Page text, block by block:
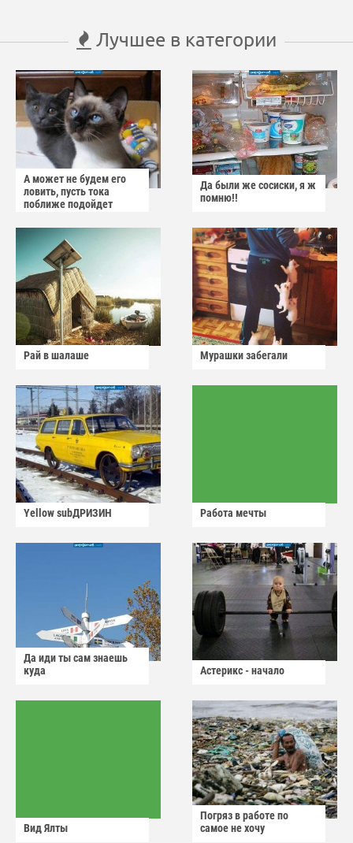
Лучшее в категории
А может не будем его
ловить, пусть тока
поближе подойдет
Да были же сосиски, я ж
помню!!
Рай в шалаше Мурашки забегали
Yellow subДРИЗИН Работа мечты
Да иди ты сам знаешь
куда
Астерикс - начало
Вид Ялты
Погряз в работе по
самое не хочу